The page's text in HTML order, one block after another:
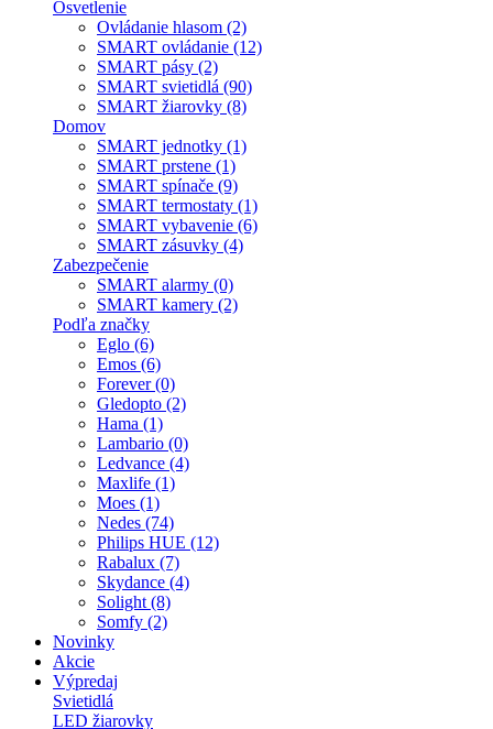
Osvetlenie
Ovládanie hlasom (2)
SMART ovládanie (12)
SMART pásy (2)
SMART svietidlá (90)
SMART žiarovky (8)
Domov
SMART jednotky (1)
SMART prstene (1)
SMART spínače (9)
SMART termostaty (1)
SMART vybavenie (6)
SMART zásuvky (4)
Zabezpečenie
SMART alarmy (0)
SMART kamery (2)
Podľa značky
Eglo (6)
Emos (6)
Forever (0)
Gledopto (2)
Hama (1)
Lambario (0)
Ledvance (4)
Maxlife (1)
Moes (1)
Nedes (74)
Philips HUE (12)
Rabalux (7)
Skydance (4)
Solight (8)
Somfy (2)
Novinky
Akcie
Výpredaj
Svietidlá
LED žiarovky